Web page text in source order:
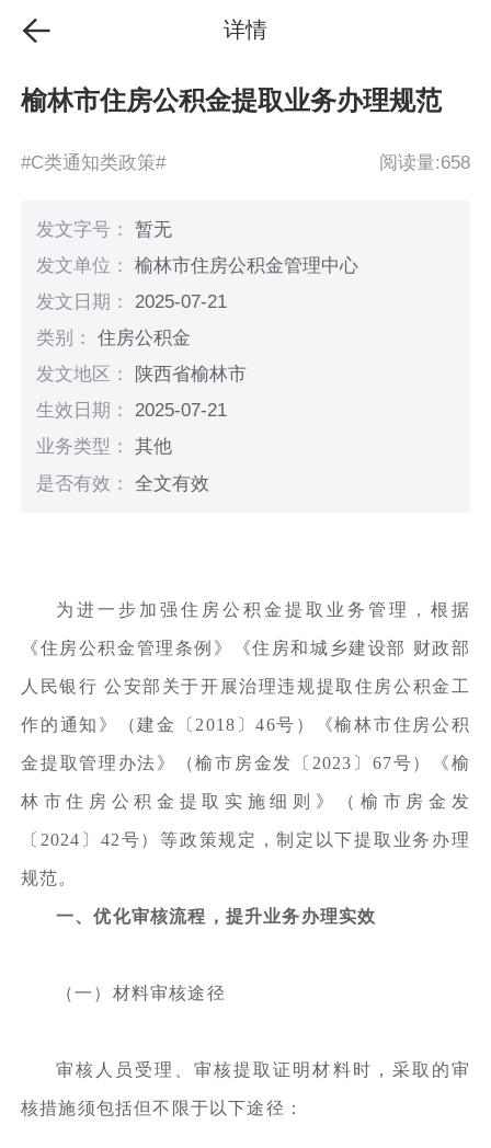
详情
榆林市住房公积金提取业务办理规范
#C类通知类政策# 阅读量:658
发文字号：暂无
发文单位：榆林市住房公积金管理中心
发文日期： 2025-07-21
类别：住房公积金
发文地区：
陕西省榆林市
生效日期： 2025-07-21
业务类型：其他
是否有效：全文有效
为进一步加强住房公积金提取业务管理，根据
《住房公积金管理条例》《住房和城乡建设部 财政部
人民银行 公安部关于开展治理违规提取住房公积金工
作的通知》（建金〔2018〕46号）《榆林市住房公积
金提取管理办法》（榆市房金发〔2023〕67号）《榆
林市住房公积金提取实施细则》（榆市房金发
〔2024〕42号）等政策规定，制定以下提取业务办理
规范。
一、优化审核流程，提升业务办理实效
（一）材料审核途径
审核人员受理、审核提取证明材料时，采取的审
核措施须包括但不限于以下途径：